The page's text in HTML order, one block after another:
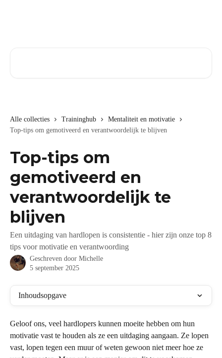
Alle collecties Traininghub
Mentaliteit en motivatie
Top-tips om gemotiveerd en verantwoordelijk te blijven
Top-tips om
gemotiveerd en
verantwoordelijk te
blijven
Een uitdaging van hardlopen is consistentie - hier zijn onze top 8
tips voor motivatie en verantwoording
Geschreven door Michelle
5 september 2025
Inhoudsopgave
Geloof ons, veel hardlopers kunnen moeite hebben om hun
motivatie vast te houden als ze een uitdaging aangaan. Ze lopen
vast, lopen tegen een muur of weten gewoon niet meer hoe ze